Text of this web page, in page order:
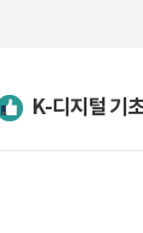
K-디지털 기